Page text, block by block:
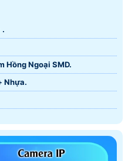
.
Hồng Ngoại SMD.
Nhựa.